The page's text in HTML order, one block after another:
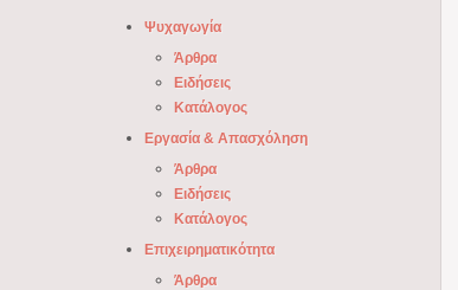
Ψυχαγωγία
Άρθρα
Ειδήσεις
Κατάλογος
Εργασία & Απασχόληση
Άρθρα
Ειδήσεις
Κατάλογος
Επιχειρηματικότητα
Άρθρα